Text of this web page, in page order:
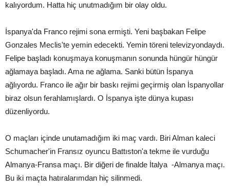
kalıyordum. Hatta hiç unutmadığım bir olay oldu.
İspanya'da Franco rejimi sona ermişti. Yeni başbakan Felipe
Gonzales Meclis'te yemin edecekti. Yemin töreni televizyondaydı.
Felipe başladı konuşmaya konuşmanın sonunda hüngür hüngür
ağlamaya başladı. Ama ne ağlama. Sanki bütün İspanya
ağlıyordu. Franco ile ağır bir baskı rejimi geçirmiş olan İspanyollar
biraz olsun ferahlamışlardı. O İspanya işte dünya kupası
düzenliyordu.
O maçları içinde unutamadığım iki maç vardı. Biri Alman kaleci
Schumacher'in Fransız oyuncu Battıston'a tekme ile vurduğu
Almanya-Fransa maçı. Bir diğeri de finalde İtalya -Almanya maçı.
Bu iki maçta hatıralarımdan hiç silinmedi.